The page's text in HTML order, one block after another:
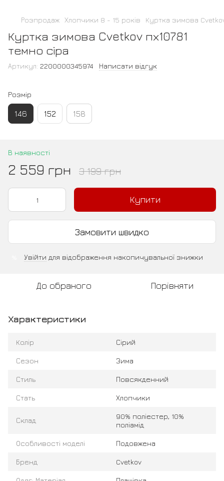
Розпродаж Хлопчики 8 - 15 років Куртка зимова
Куртка зимова Cvetkov пх10781
темно сіра
Артикул: 2200000345974 Написати відгук
Розмір
146 152 158
В наявності
2 559 грн 3 199 грн
Купити
Замовити швидко
Увійти для відображення накопичувальної знижки
До обраного Порівняти
Характеристики
Колір Сірий
Сезон Зима
Стиль Повсякденний
Стать Хлопчики
Склад
90% поліестер, 10%
поліамід
Особливості моделі Подовжена
Бренд Cvetkov